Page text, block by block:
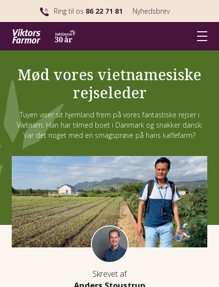
Ring til os 86 22 71 81 Nyhedsbrev
Mød vores vietnamesiske
rejseleder
Tuyen viser sit hjemland frem på vores fantastiske rejser i
Vietnam. Han har tilmed boet i Danmark og snakker dansk.
Var det noget med en smagsprøve på hans kaffefarm?
Skrevet af